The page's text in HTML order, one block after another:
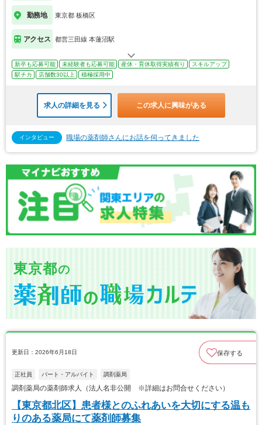
勤務地 東京都 板橋区
アクセス 都営三田線 本蓮沼駅
新卒も応募可能 未経験者も応募可能 産休・育休取得実績有り
スキルアップ
駅チカ
店舗数30以上 積極採用中
求人の詳細を見る この求人に興味がある
インタビュー 職場の薬剤師さんにお話を伺ってきました
東京都の
更新日：2026年6月18日 保存する
正社員 パート・アルバイト 調剤薬局
調剤薬局の薬剤師求人（法人名非公開 ※詳細はお問合せください）
【東京都北区】患者様とのふれあいを大切にする温も
りのある薬局にて薬剤師募集